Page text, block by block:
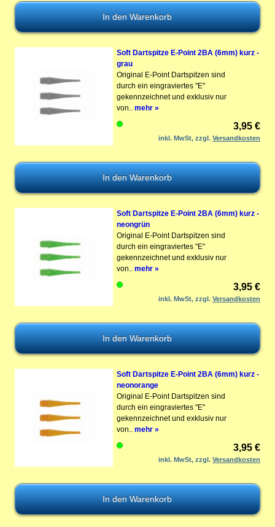
Soft Dartspitze E-Point 2BA (6mm) kurz -
grau
Original E-Point Dartspitzen sind
durch ein eingraviertes "E"
gekennzeichnet und exklusiv nur
von.. mehr »
3,95 €
inkl. MwSt, zzgl.Versandkosten
Soft Dartspitze E-Point 2BA (6mm) kurz -
neongrün
Original E-Point Dartspitzen sind
durch ein eingraviertes "E"
gekennzeichnet und exklusiv nur
von.. mehr »
3,95 €
inkl. MwSt, zzgl.Versandkosten
Soft Dartspitze E-Point 2BA (6mm) kurz -
neonorange
Original E-Point Dartspitzen sind
durch ein eingraviertes "E"
gekennzeichnet und exklusiv nur
von.. mehr »
3,95 €
inkl. MwSt, zzgl.Versandkosten